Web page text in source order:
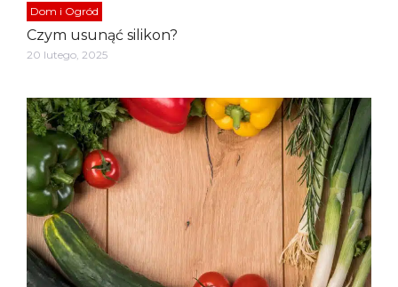
Dom i Ogród
Czym usunąć silikon?
20 lutego, 2025